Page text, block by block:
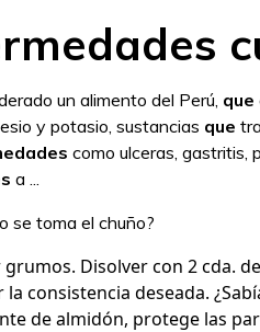
un alimento del Perú, que
y potasio, sustancias que
como ulceras, gastritis,
a ...
se toma el chuño?
grumos. Disolver con 2 cda.
consistencia deseada.
de almidón, protege las